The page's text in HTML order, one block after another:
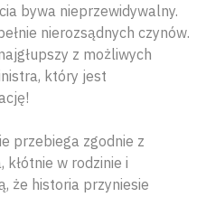
bywa nieprzewidywalny.
nierozsądnych czynów.
z możliwych
który jest
przebiega zgodnie z
w rodzinie i
że historia przyniesie